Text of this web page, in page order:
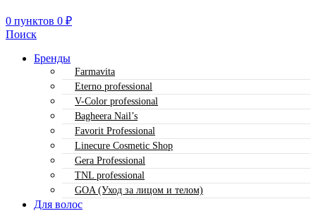
0 пунктов 0 ₽
Поиск
Бренды
Farmavita
Eterno professional
V-Color professional
Bagheera Nail’s
Favorit Professional
Linecure Cosmetic Shop
Gera Professional
TNL professional
GOA (Уход за лицом и телом)
Для волос